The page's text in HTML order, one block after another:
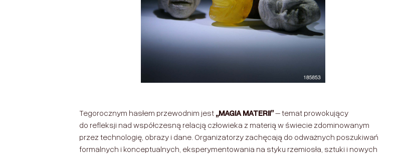
Tegorocznym hasłem przewodnim jest „MAGIA MATERII”– temat prowokujący
do refleksji nad współczesną relacją człowieka z materią w świecie zdominowanym
przez technologię, obrazy i dane. Organizatorzy zachęcają do odważnych poszukiwań
formalnych i konceptualnych, eksperymentowania na styku rzemiosła, sztuki i nowych